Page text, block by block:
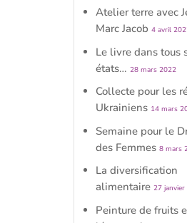
Atelier terre avec
Marc Jacob 4 avril
Le livre dans tous
états… 28 mars 2022
Collecte pour les
Ukrainiens 14 mars
Semaine pour le
des Femmes 8 mars
La diversification
alimentaire 27
Peinture de fruits